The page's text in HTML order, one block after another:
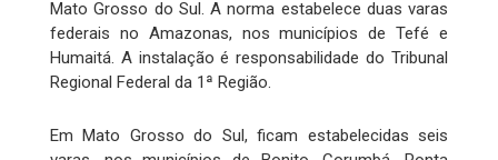
Mato Grosso do Sul. A norma estabelece duas varas
federais no Amazonas, nos municípios de Tefé e
Humaitá. A instalação é responsabilidade do Tribunal
Regional Federal da 1ª Região.
Em Mato Grosso do Sul, ficam estabelecidas seis